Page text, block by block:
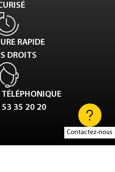
Contactez-nous
RAPIDE
DROITS
35 20 20